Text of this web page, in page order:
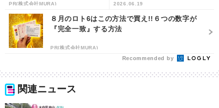
PR(株式会社MURA)
東日本放送
2026.06.19
８月のロト6はこの方法で買え!!６つの数字が
『完全一致』する方法
PR(株式会社MURA)
Recommended by
関連ニュース